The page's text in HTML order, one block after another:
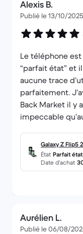
Alexis B.
Publié le 13/10/
Le téléphone
“parfait état” et
aucune trace
parfaitement.
Back Market il y
impeccable
les téléphones
neufs, même
pour la batterie
Galaxy Z Flip5
État Parfait état
Date d’achat
Aurélien L.
Publié le 06/08/